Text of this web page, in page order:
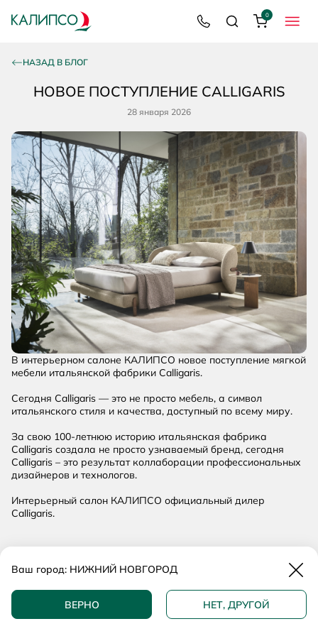
МЕНЮ
8 800 200 92 39
ПоискКорзина
0
НАЗАД В БЛОГ
НОВОЕ ПОСТУПЛЕНИЕ CALLIGARIS
28 января 2026
В интерьерном салоне КАЛИПСО новое поступление мягкой
мебели итальянской фабрики Calligaris.
Сегодня Calligaris — это не просто мебель, а символ
итальянского стиля и качества, доступный по всему миру.
За свою 100-летнюю историю итальянская фабрика
Calligaris создала не просто узнаваемый бренд, сегодня
Calligaris – это результат коллаборации профессиональных
дизайнеров и технологов.
Интерьерный салон КАЛИПСО официальный дилер
Calligaris.
Ваш город: НИЖНИЙ НОВГОРОД
ВЕРНО НЕТ, ДРУГОЙ